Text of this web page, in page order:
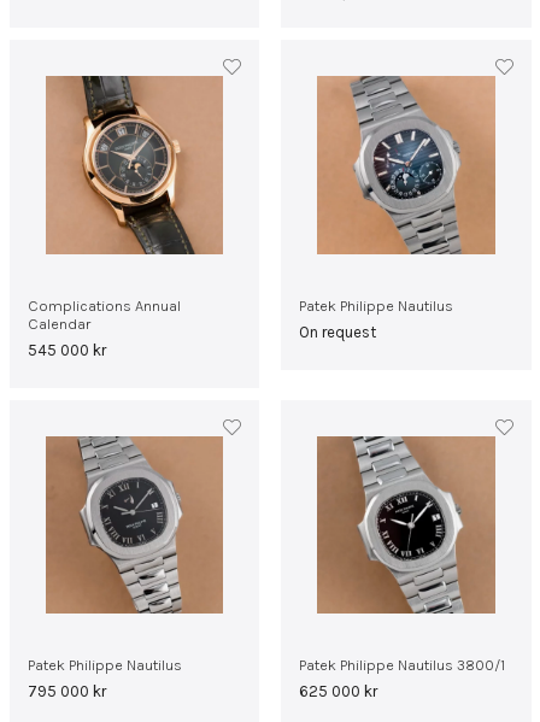
Complications Annual
Calendar
545 000 kr
Patek Philippe Nautilus
On request
Patek Philippe Nautilus
795 000 kr
Patek Philippe Nautilus 3800/1
625 000 kr